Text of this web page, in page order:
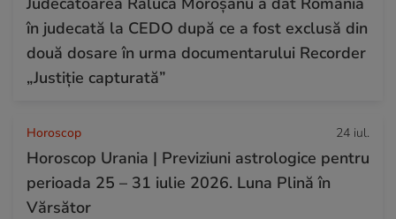
în judecată la CEDO după ce a fost exclusă din
două dosare în urma documentarului Recorder
„Justiție capturată”
Horoscop 24 iul.
Horoscop Urania | Previziuni astrologice pentru
perioada 25 – 31 iulie 2026. Luna Plină în
Vărsător